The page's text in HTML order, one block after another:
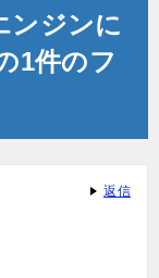
ンジンに
1件のフ
返信